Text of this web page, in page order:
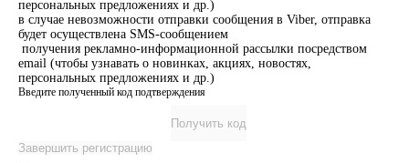
персональных предложениях и др.)
в случае невозможности отправки сообщения в Viber, отправка
будет осуществлена SMS-сообщением
получения рекламно-информационной рассылки посредством
email (чтобы узнавать о новинках, акциях, новостях,
персональных предложениях и др.)
Введите полученный код подтверждения
Получить код
Завершить регистрацию